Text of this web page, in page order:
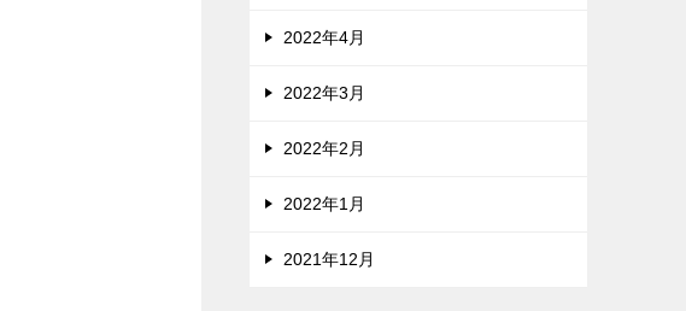
2022年4月
2022年3月
2022年2月
2022年1月
2021年12月